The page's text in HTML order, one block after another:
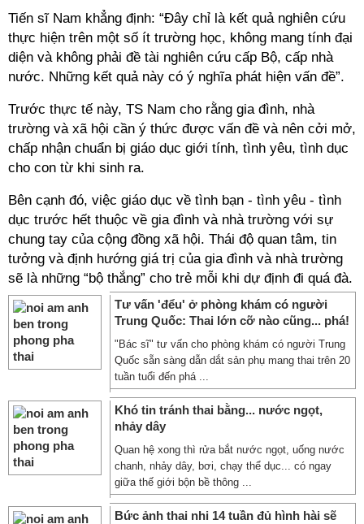
Tiến sĩ Nam khẳng định: “Đây chỉ là kết quả nghiên cứu
thực hiện trên một số ít trường học, không mang tính đại
diện và không phải đề tài nghiên cứu cấp Bộ, cấp nhà
nước. Những kết quả này có ý nghĩa phát hiện vấn đề”.
Trước thực tế này, TS Nam cho rằng gia đình, nhà
trường và xã hội cần ý thức được vấn đề và nên cởi mở,
chấp nhận chuẩn bị giáo dục giới tính, tình yêu, tình dục
cho con từ khi sinh ra.
Bên cạnh đó, việc giáo dục về tình bạn - tình yêu - tình
dục trước hết thuộc về gia đình và nhà trường với sự
chung tay của cộng đồng xã hội. Thái độ quan tâm, tin
tưởng và định hướng giá trị của gia đình và nhà trường
sẽ là những “bộ thắng” cho trẻ mỗi khi dự định đi quá đà.
Tư vấn 'đểu' ở phòng khám có người
Trung Quốc: Thai lớn cỡ nào cũng... phá!
"Bác sĩ" tư vấn cho phòng khám có người Trung
Quốc sẵn sàng dẫn dắt sản phụ mang thai trên 20
tuần tuổi đến phá ...
Khó tin tránh thai bằng... nước ngọt,
nhảy dây
Quan hệ xong thì rửa bắt nước ngọt, uống nước
chanh, nhảy dây, bơi, chạy thể dục... có ngay
giữa thế giới bộn bề thông ...
Bức ảnh thai nhi 14 tuần đủ hình hài sẽ